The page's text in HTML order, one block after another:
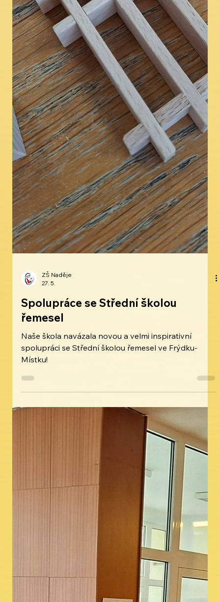
ZŠ Naděje
Spolupráce se Střední školou
řemesel
Naše škola navázala novou a velmi inspirativní
spolupráci se Střední školou řemesel ve Frýdku-